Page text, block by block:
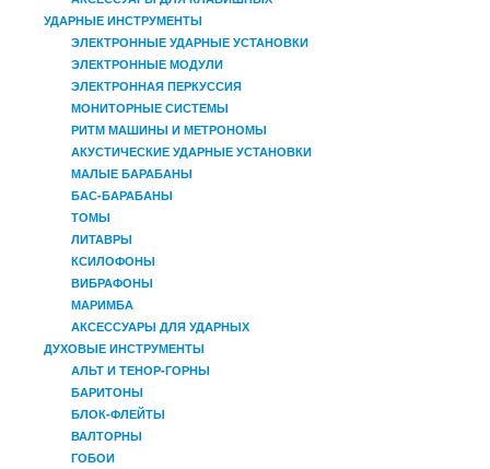
УДАРНЫЕ ИНСТРУМЕНТЫ
ЭЛЕКТРОННЫЕ УДАРНЫЕ УСТАНОВКИ
ЭЛЕКТРОННЫЕ МОДУЛИ
ЭЛЕКТРОННАЯ ПЕРКУССИЯ
МОНИТОРНЫЕ СИСТЕМЫ
РИТМ МАШИНЫ И МЕТРОНОМЫ
АКУСТИЧЕСКИЕ УДАРНЫЕ УСТАНОВКИ
МАЛЫЕ БАРАБАНЫ
БАС-БАРАБАНЫ
ТОМЫ
ЛИТАВРЫ
КСИЛОФОНЫ
ВИБРАФОНЫ
МАРИМБА
АКСЕССУАРЫ ДЛЯ УДАРНЫХ
ДУХОВЫЕ ИНСТРУМЕНТЫ
АЛЬТ И ТЕНОР-ГОРНЫ
БАРИТОНЫ
БЛОК-ФЛЕЙТЫ
ВАЛТОРНЫ
ГОБОИ